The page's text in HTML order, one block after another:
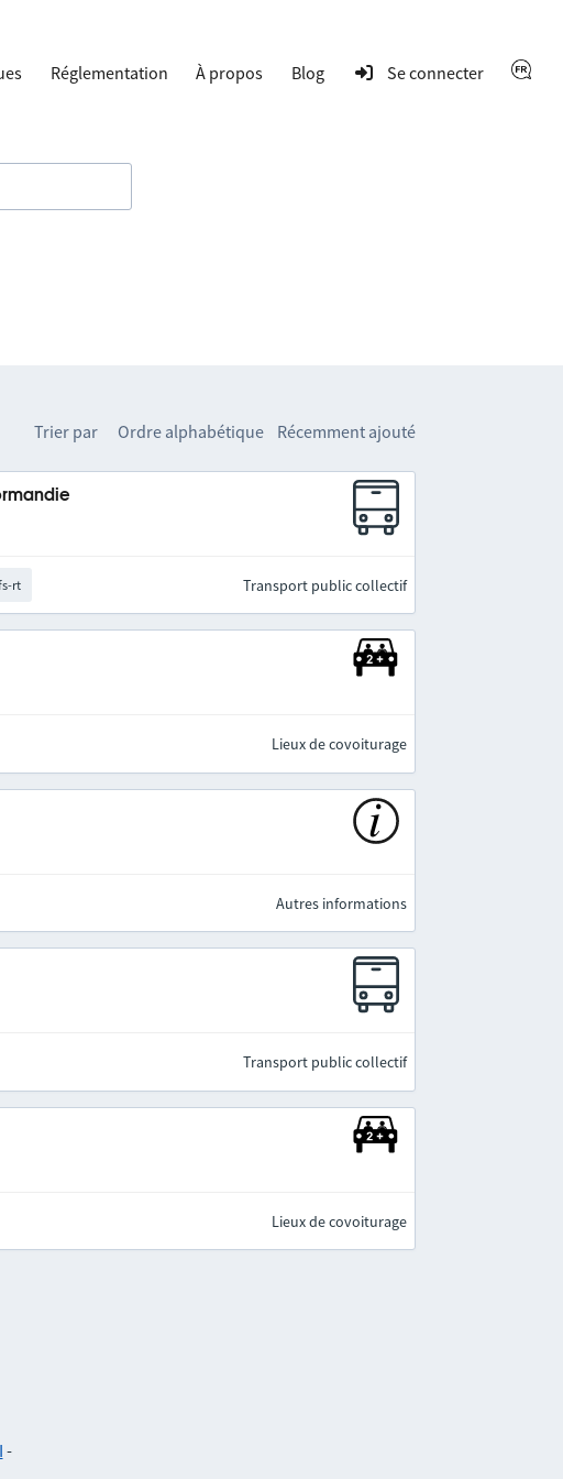
Réglementation À propos Blog Se connecter
Trier par Ordre alphabétique Récemment ajouté
rt Transport public collectif
Lieux de covoiturage
Autres informations
Transport public collectif
Lieux de covoiturage
-